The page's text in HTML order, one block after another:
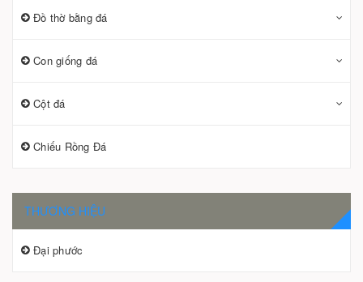
Đồ thờ bằng đá
Con giống đá
Cột đá
Chiếu Rồng Đá
THƯƠNG HIỆU
Đại phước